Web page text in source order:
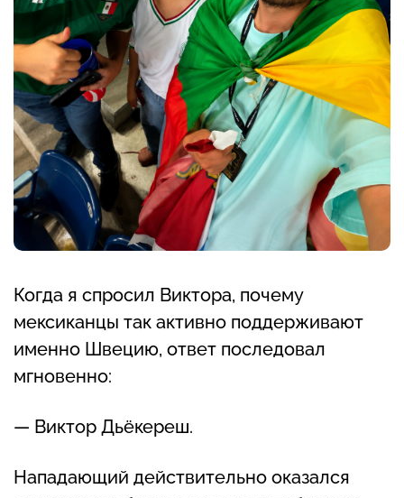
Когда я спросил Виктора, почему
мексиканцы так активно поддерживают
именно Швецию, ответ последовал
мгновенно:
— Виктор Дьёкереш.
Нападающий действительно оказался